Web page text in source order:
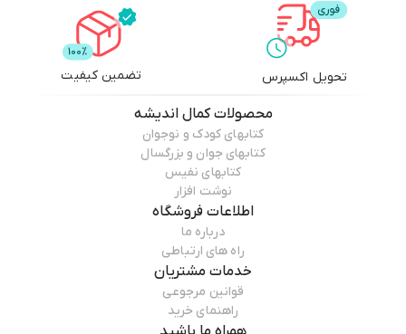
تحویل اکسپرس تضمین کیفیت
محصولاتکمال اندیشه
کتابهای کودک و نوجوان
کتابهای جوان و بزرگسال
کتابهای نفیس
نوشت افزار
اطلاعات فروشگاه
درباره ما
راه های ارتباطی
خدمات مشتریان
قوانین مرجوعی
راهنمای خرید